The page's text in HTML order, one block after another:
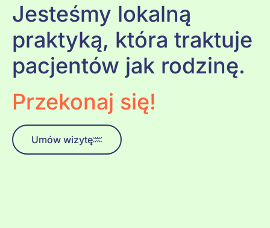
Jesteśmy lokalną
praktyką, która traktuje
pacjentów jak rodzinę.
Przekonaj się!
Umów wizytę